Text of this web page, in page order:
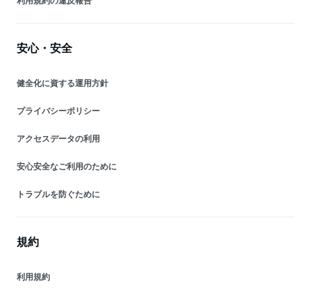
安心・安全
健全化に資する運用方針
プライバシーポリシー
アクセスデータの利用
安心安全なご利用のために
トラブルを防ぐために
規約
利用規約